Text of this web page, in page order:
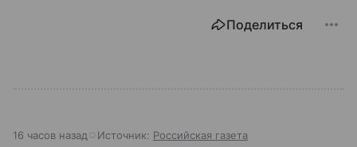
Поделиться
16 часов назад Источник: Российская газета